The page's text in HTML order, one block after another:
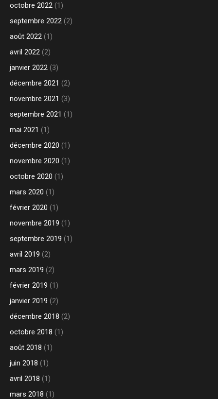
octobre 2022 (1)
septembre 2022 (2)
août 2022 (1)
avril 2022 (2)
janvier 2022 (3)
décembre 2021 (2)
novembre 2021 (3)
septembre 2021 (1)
mai 2021 (1)
décembre 2020 (1)
novembre 2020 (1)
octobre 2020 (1)
mars 2020 (1)
février 2020 (1)
novembre 2019 (1)
septembre 2019 (1)
avril 2019 (2)
mars 2019 (2)
février 2019 (1)
janvier 2019 (2)
décembre 2018 (2)
octobre 2018 (1)
août 2018 (1)
juin 2018 (1)
avril 2018 (1)
mars 2018 (1)